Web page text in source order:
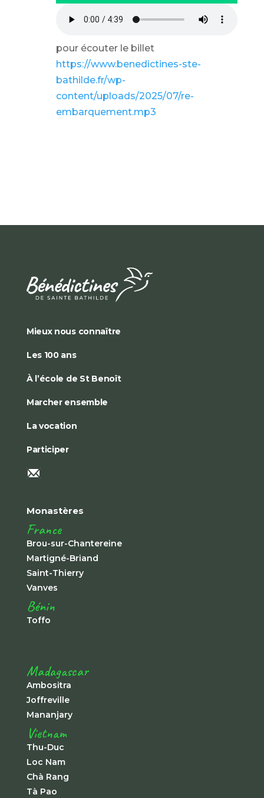
pour écouter le billet
https://www.benedictines-ste-
bathilde.fr/wp-
content/uploads/2025/07/re-
embarquement.mp3
Mieux nous connaître
Les 100 ans
À l’école de St Benoît
Marcher ensemble
La vocation
Participer
Monastères
France
Brou-sur-Chantereine
Martigné-Briand
Saint-Thierry
Vanves
Bénin
Toffo
Madagascar
Ambositra
Joffreville
Mananjary
Vietnam
Thu-Duc
Loc Nam
Chà Rang
Tà Pao